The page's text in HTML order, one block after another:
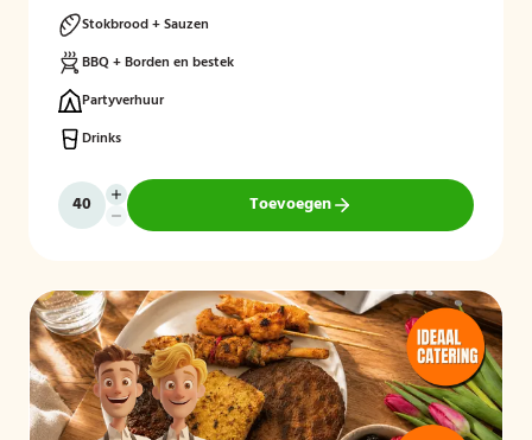
Stokbrood + Sauzen
BBQ + Borden en bestek
Partyverhuur
Drinks
Toevoegen